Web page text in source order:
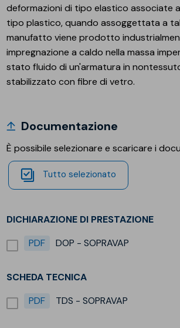
deformazioni di tipo elastico associate
tipo plastico, quando assoggettata a
manufatto viene prodotto
impregnazione a caldo nella massa
stato fluido di un'armatura in
stabilizzato con fibre di vetro.
Documentazione
È possibile selezionare e scaricare i
Tutto selezionato
DICHIARAZIONE DI PRESTAZIONE
PDF
DOP - SOPRAVAP
SCHEDA TECNICA
PDF
TDS - SOPRAVAP